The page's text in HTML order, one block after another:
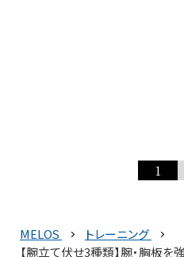
1
MELOS
トレーニング
【腕立て伏せ3種類】腕・胸板を